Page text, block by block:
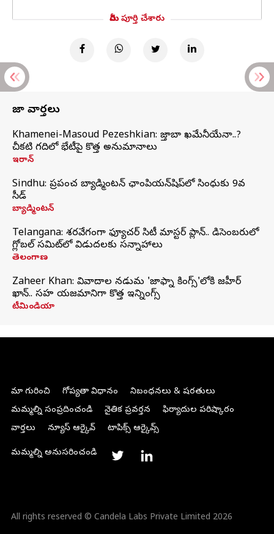
మీరు పూర్తి చేశారు
తాజా వార్తలు
Khamenei-Masoud Pezeshkian: మొజ్తాబా ఖమేనీయేనా..?
చీకటి గదిలో భేటీపై కొత్త అనుమానాలు
ఇరాన్
Sindhu: ప్రపంచ బ్యాడ్మింటన్‌ ఛాంపియన్‌షిప్‌లో సింధుకు 9వ
సీడ్
బ్యాడ్మింటన్
Telangana: శరవేగంగా ఫ్యూచర్ సిటీ మాస్టర్ ప్లాన్.. డిసెంబరులో
గ్లోబల్‌ సమిట్‌లో విడుదలకు సన్నాహాలు
తెలంగాణ
Zaheer Khan: వివాదాల నడుమ 'జాఫ్నా కింగ్స్'లోకి జహీర్
ఖాన్.. సహ యజమానిగా కొత్త ఇన్నింగ్స్
టీమిండియా
మా గురించి గోప్యతా విధానం
నిబంధనలు & షరతులు
మమ్మల్ని సంప్రదించండి
నైతిక ప్రవర్తన
ఫిర్యాదుల పరిష్కారం
వార్తలు
న్యూస్ ఆర్కైవ్ టాపిక్స్ ఆర్కైవ్స్
మమ్మల్ని అనుసరించండి
All rights reserved © Candela Labs Private Limited 2026